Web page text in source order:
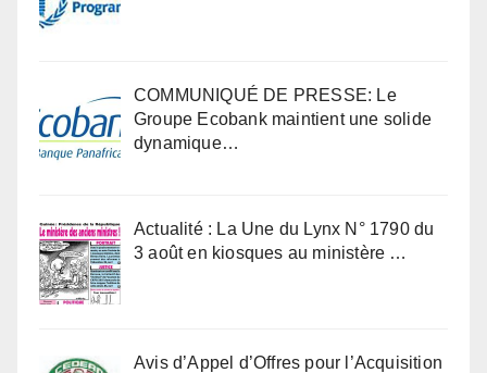
COMMUNIQUÉ DE PRESSE: Le
Groupe Ecobank maintient une solide
dynamique…
Actualité : La Une du Lynx N° 1790 du
3 août en kiosques au ministère …
Avis d’Appel d’Offres pour l’Acquisition